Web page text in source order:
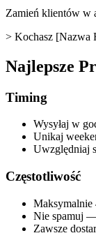
Zamień klientów w
> Kochasz [Nazwa
Najlepsze
Timing
Wysyłaj w
Unikaj
Uwzględniaj
Częstotliwość
Maksymalnie
Nie spamuj
Zawsze